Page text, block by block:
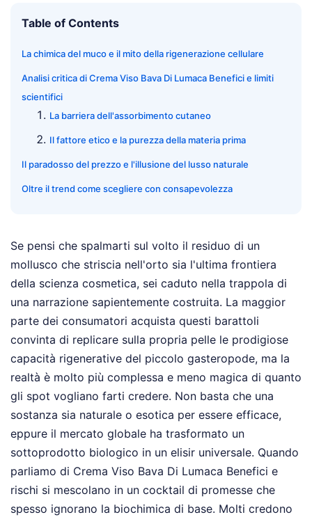
Table of Contents
La chimica del muco e il mito della rigenerazione cellulare
Analisi critica di Crema Viso Bava Di Lumaca Benefici e limiti
scientifici
La barriera dell'assorbimento cutaneo
Il fattore etico e la purezza della materia prima
Il paradosso del prezzo e l'illusione del lusso naturale
Oltre il trend come scegliere con consapevolezza
Se pensi che spalmarti sul volto il residuo di un
mollusco che striscia nell'orto sia l'ultima frontiera
della scienza cosmetica, sei caduto nella trappola di
una narrazione sapientemente costruita. La maggior
parte dei consumatori acquista questi barattoli
convinta di replicare sulla propria pelle le prodigiose
capacità rigenerative del piccolo gasteropode, ma la
realtà è molto più complessa e meno magica di quanto
gli spot vogliano farti credere. Non basta che una
sostanza sia naturale o esotica per essere efficace,
eppure il mercato globale ha trasformato un
sottoprodotto biologico in un elisir universale. Quando
parliamo di Crema Viso Bava Di Lumaca Benefici e
rischi si mescolano in un cocktail di promesse che
spesso ignorano la biochimica di base. Molti credono